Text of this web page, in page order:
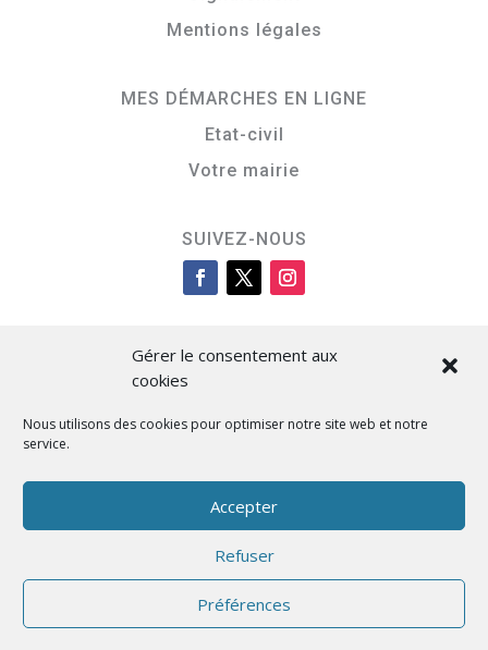
Gérer le consentement aux
cookies
Nous utilisons des cookies pour optimiser notre site web et notre
service.
Accepter
Refuser
Préférences
Mentions légales
MES DÉMARCHES EN LIGNE
Etat-civil
Votre mairie
SUIVEZ-NOUS
Cità di L’Isula
Designed by BKM Web Consulting